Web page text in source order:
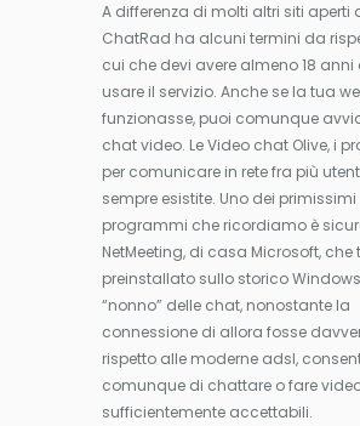
A differenza di molti altri siti aperti
ChatRad ha alcuni termini da
cui che devi avere almeno 18 anni
usare il servizio. Anche se la tua
funzionasse, puoi comunque
chat video. Le Video chat Olive, i
per comunicare in rete fra più
sempre esistite. Uno dei primissimi
programmi che ricordiamo è
NetMeeting, di casa Microsoft, che
preinstallato sullo storico
“nonno” delle chat, nonostante la
connessione di allora fosse
rispetto alle moderne adsl,
comunque di chattare o fare
sufficientemente accettabili.